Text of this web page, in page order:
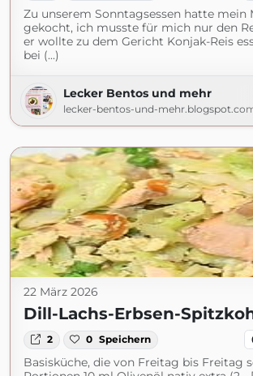
Zu unserem Sonntagsessen hatte mein
gekocht, ich musste für mich nur den
er wollte zu dem Gericht Konjak-Reis
bei (...)
Lecker Bentos und mehr
lecker-bentos-und-
22 März 2026
Dill-Lachs-Erbsen-
2 0 Speichern
Basisküche, die von Freitag bis Freitag